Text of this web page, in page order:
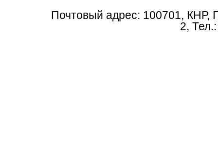
Почтовый адрес: 100701, КНР,
2,